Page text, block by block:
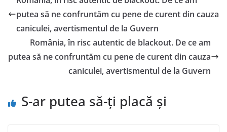
putea să ne confruntăm cu pene de curent din cauza
caniculei, avertismentul de la Guvern
România, în risc autentic de blackout. De ce am
putea să ne confruntăm cu pene de curent din cauza
caniculei, avertismentul de la Guvern
S-ar putea să-ți placă și